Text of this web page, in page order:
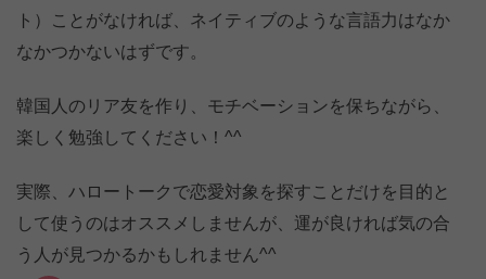
ト）ことがなければ、ネイティブのような言語力はなか
なかつかないはずです。
韓国人のリア友を作り、モチベーションを保ちながら、
楽しく勉強してください！^^
実際、ハロートークで恋愛対象を探すことだけを目的と
して使うのはオススメしませんが、運が良ければ気の合
う人が見つかるかもしれません^^